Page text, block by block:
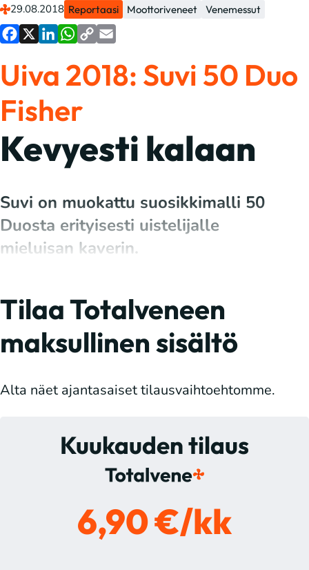
29.08.2018 Reportaasi Moottoriveneet Venemessut
Link
Uiva 2018: Suvi 50 Duo
Fisher
Kevyesti kalaan
Suvi on muokattu suosikkimalli 50
Duosta erityisesti uistelijalle
mieluisan kaverin.
Tilaa Totalveneen
maksullinen sisältö
Alta näet ajantasaiset tilausvaihtoehtomme.
Kuukauden tilaus
6,90 €/kk